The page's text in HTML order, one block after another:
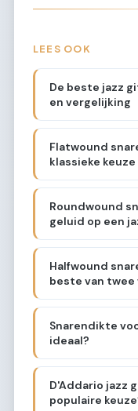
LEES OOK
De beste jazz
en vergelijking
Flatwound
klassieke keuze
Roundwound
geluid op een
Halfwound
beste van twee
Snarendikte
ideaal?
D'Addario jazz
populaire